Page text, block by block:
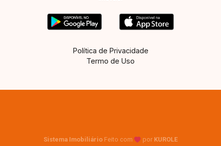
Política de Privacidade
Termo de Uso
Sistema Imobiliário Feito com por KUROLE